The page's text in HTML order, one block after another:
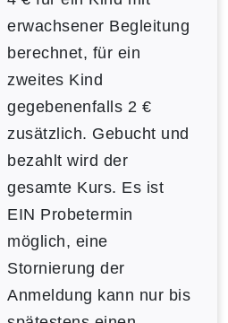
erwachsener Begleitung
berechnet, für ein
zweites Kind
gegebenenfalls 2 €
zusätzlich. Gebucht und
bezahlt wird der
gesamte Kurs. Es ist
EIN Probetermin
möglich, eine
Stornierung der
Anmeldung kann nur bis